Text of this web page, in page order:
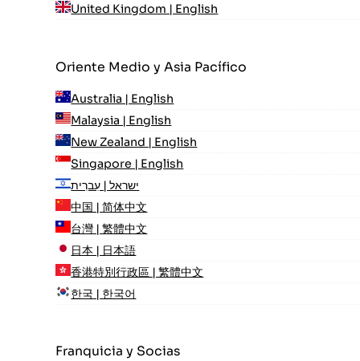
United Kingdom | English
Oriente Medio y Asia Pacífico
Australia | English
Malaysia | English
New Zealand | English
Singapore | English
ישראל | עִברִית
中国 | 简体中文
台灣 | 繁體中文
日本 | 日本語
香港特別行政區 | 繁體中文
한국 | 한국어
Franquicia y Socias